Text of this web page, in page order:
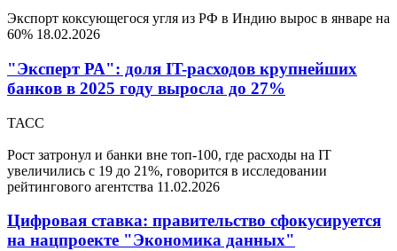
Экспорт коксующегося угля из РФ в Индию вырос в январе на
60% 18.02.2026
"Эксперт РА": доля IT-расходов крупнейших
банков в 2025 году выросла до 27%
ТАСС
Рост затронул и банки вне топ-100, где расходы на IT
увеличились с 19 до 21%, говорится в исследовании
рейтингового агентства 11.02.2026
Цифровая ставка: правительство сфокусируется
на нацпроекте "Экономика данных"